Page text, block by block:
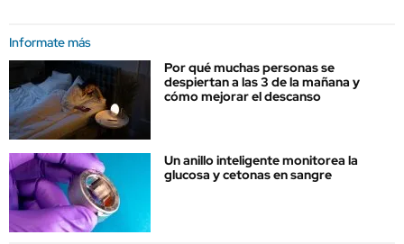
Informate más
Por qué muchas personas se
despiertan a las 3 de la mañana y
cómo mejorar el descanso
Un anillo inteligente monitorea la
glucosa y cetonas en sangre